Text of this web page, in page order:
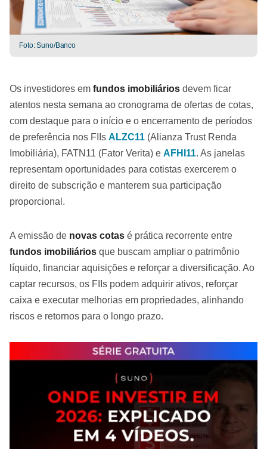
Foto: Suno/Banco
Os investidores em fundos imobiliários devem ficar
atentos nesta semana ao cronograma de ofertas de cotas,
com destaque para o início e o encerramento de períodos
de preferência nos FIIs ALZC11 (Alianza Trust Renda
Imobiliária), FATN11 (Fator Verita) e AFHI11. As janelas
representam oportunidades para cotistas exercerem o
direito de subscrição e manterem sua participação
proporcional.
A emissão de novas cotas é prática recorrente entre
fundos imobiliários que buscam ampliar o patrimônio
líquido, financiar aquisições e reforçar a diversificação. Ao
captar recursos, os FIIs podem adquirir ativos, reforçar
caixa e executar melhorias em propriedades, alinhando
riscos e retornos para o longo prazo.